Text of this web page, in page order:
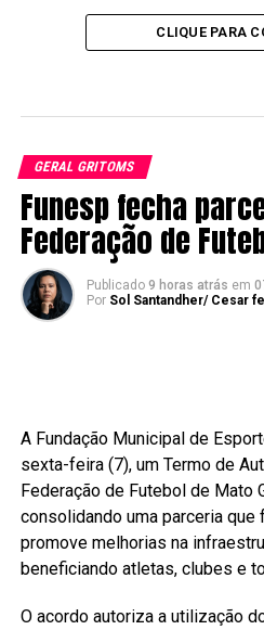
CLIQUE PARA
GERAL GRITOMS
Funesp fecha
Federação de
Publicado 9 horas atrás em
Por Sol Santandher/ Cesar
A Fundação Municipal de
sexta-feira (7), um Termo de
Federação de Futebol de Mato
consolidando uma parceria
promove melhorias na
beneficiando atletas, clubes e
O acordo autoriza a utilização